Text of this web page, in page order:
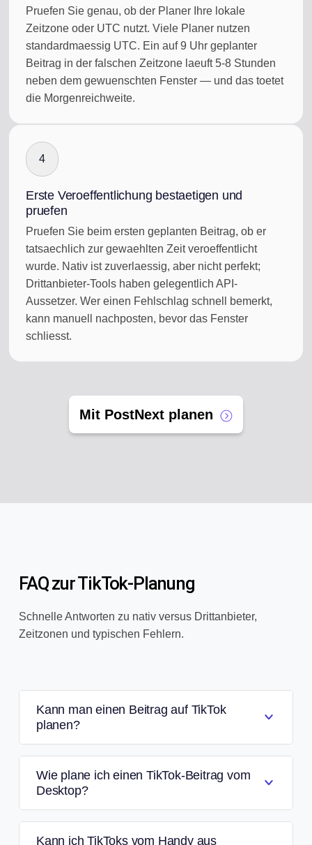
Pruefen Sie genau, ob der Planer Ihre lokale
Zeitzone oder UTC nutzt. Viele Planer nutzen
standardmaessig UTC. Ein auf 9 Uhr geplanter
Beitrag in der falschen Zeitzone laeuft 5-8 Stunden
neben dem gewuenschten Fenster — und das toetet
die Morgenreichweite.
4
Erste Veroeffentlichung bestaetigen und
pruefen
Pruefen Sie beim ersten geplanten Beitrag, ob er
tatsaechlich zur gewaehlten Zeit veroeffentlicht
wurde. Nativ ist zuverlaessig, aber nicht perfekt;
Drittanbieter-Tools haben gelegentlich API-
Aussetzer. Wer einen Fehlschlag schnell bemerkt,
kann manuell nachposten, bevor das Fenster
schliesst.
Mit PostNext planen
FAQ zur TikTok-Planung
Schnelle Antworten zu nativ versus Drittanbieter,
Zeitzonen und typischen Fehlern.
Kann man einen Beitrag auf TikTok
planen?
Wie plane ich einen TikTok-Beitrag vom
Desktop?
Kann ich TikToks vom Handy aus